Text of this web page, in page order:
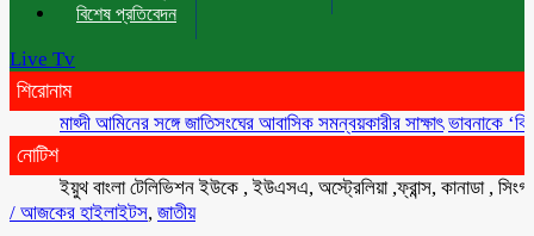
বিশেষ প্রতিবেদন
Live Tv
শিরোনাম
মাহ্দী আমিনের সঙ্গে জাতিসংঘের আবাসিক সমন্বয়কারীর সাক্ষাৎ ভাবনাকে ‘বিরল
নোটিশ
ইয়ুথ বাংলা টেলিভিশন ইউকে , ইউএসএ, অস্ট্রেলিয়া ,ফ্রান্স, কানাডা , সিংগাপুর ,
/ আজকের হাইলাইটস, জাতীয়